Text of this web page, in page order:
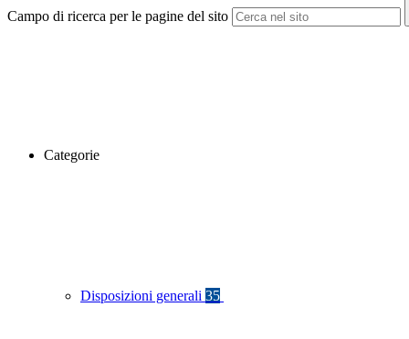
Campo di ricerca per le pagine del sito
Categorie
Disposizioni generali 35